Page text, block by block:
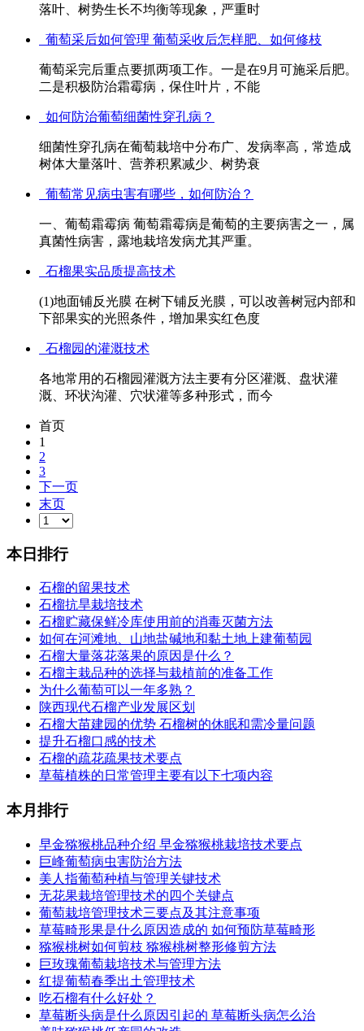
落叶、树势生长不均衡等现象，严重时
葡萄采后如何管理 葡萄采收后怎样肥、如何修枝
葡萄采完后重点要抓两项工作。一是在9月可施采后肥。
二是积极防治霜霉病，保住叶片，不能
如何防治葡萄细菌性穿孔病？
细菌性穿孔病在葡萄栽培中分布广、发病率高，常造成
树体大量落叶、营养积累减少、树势衰
葡萄常见病虫害有哪些，如何防治？
一、葡萄霜霉病 葡萄霜霉病是葡萄的主要病害之一，属
真菌性病害，露地栽培发病尤其严重。
石榴果实品质提高技术
(1)地面铺反光膜 在树下铺反光膜，可以改善树冠内部和
下部果实的光照条件，增加果实红色度
石榴园的灌溉技术
各地常用的石榴园灌溉方法主要有分区灌溉、盘状灌
溉、环状沟灌、穴状灌等多种形式，而今
首页
1
2
3
下一页
末页
本日排行
石榴的留果技术
石榴抗旱栽培技术
石榴贮藏保鲜冷库使用前的消毒灭菌方法
如何在河滩地、山地盐碱地和黏土地上建葡萄园
石榴大量落花落果的原因是什么？
石榴主栽品种的选择与栽植前的准备工作
为什么葡萄可以一年多熟？
陕西现代石榴产业发展区划
石榴大苗建园的优势 石榴树的休眠和需冷量问题
提升石榴口感的技术
石榴的疏花疏果技术要点
草莓植株的日常管理主要有以下七项内容
本月排行
早金猕猴桃品种介绍 早金猕猴桃栽培技术要点
巨峰葡萄病虫害防治方法
美人指葡萄种植与管理关键技术
无花果栽培管理技术的四个关键点
葡萄栽培管理技术三要点及其注意事项
草莓畸形果是什么原因造成的 如何预防草莓畸形
猕猴桃树如何剪枝 猕猴桃树整形修剪方法
巨玫瑰葡萄栽培技术与管理方法
红提葡萄春季出土管理技术
吃石榴有什么好处？
草莓断头病是什么原因引起的 草莓断头病怎么治